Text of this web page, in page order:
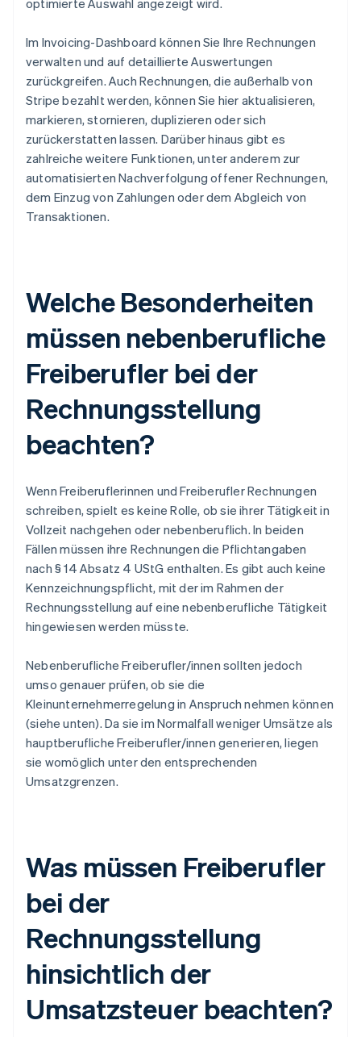
optimierte Auswahl angezeigt wird.
Im Invoicing-Dashboard können Sie Ihre Rechnungen
verwalten und auf detaillierte Auswertungen
zurückgreifen. Auch Rechnungen, die außerhalb von
Stripe bezahlt werden, können Sie hier aktualisieren,
markieren, stornieren, duplizieren oder sich
zurückerstatten lassen. Darüber hinaus gibt es
zahlreiche weitere Funktionen, unter anderem zur
automatisierten Nachverfolgung offener Rechnungen,
dem Einzug von Zahlungen oder dem Abgleich von
Transaktionen.
Welche Besonderheiten
müssen nebenberufliche
Freiberufler bei der
Rechnungsstellung
beachten?
Wenn Freiberuflerinnen und Freiberufler Rechnungen
schreiben, spielt es keine Rolle, ob sie ihrer Tätigkeit in
Vollzeit nachgehen oder nebenberuflich. In beiden
Fällen müssen ihre Rechnungen die Pflichtangaben
nach § 14 Absatz 4 UStG enthalten. Es gibt auch keine
Kennzeichnungspflicht, mit der im Rahmen der
Rechnungsstellung auf eine nebenberufliche Tätigkeit
hingewiesen werden müsste.
Nebenberufliche Freiberufler/innen sollten jedoch
umso genauer prüfen, ob sie die
Kleinunternehmerregelung in Anspruch nehmen können
(siehe unten). Da sie im Normalfall weniger Umsätze als
hauptberufliche Freiberufler/innen generieren, liegen
sie womöglich unter den entsprechenden
Umsatzgrenzen.
Was müssen Freiberufler
bei der
Rechnungsstellung
hinsichtlich der
Umsatzsteuer beachten?